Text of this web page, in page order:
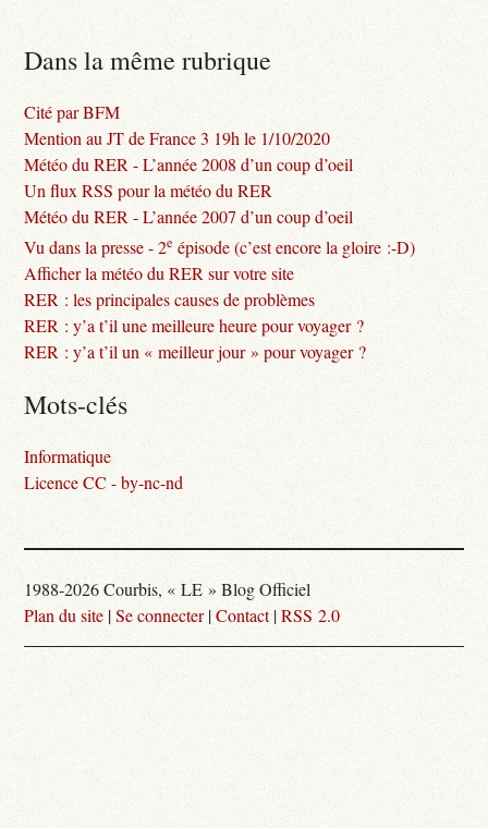
Dans la même rubrique
Cité par BFM
Mention au JT de France 3 19h le 1/10/2020
Météo du RER - L’année 2008 d’un coup d’oeil
Un flux RSS pour la météo du RER
Météo du RER - L’année 2007 d’un coup d’oeil
Vu dans la presse - 2e épisode (c’est encore la gloire :-D)
Afficher la météo du RER sur votre site
RER : les principales causes de problèmes
RER : y’a t’il une meilleure heure pour voyager ?
RER : y’a t’il un « meilleur jour » pour voyager ?
Mots-clés
Informatique
Licence CC - by-nc-nd
1988-2026 Courbis, « LE » Blog Officiel
Plan du site |Se connecter|Contact|RSS 2.0